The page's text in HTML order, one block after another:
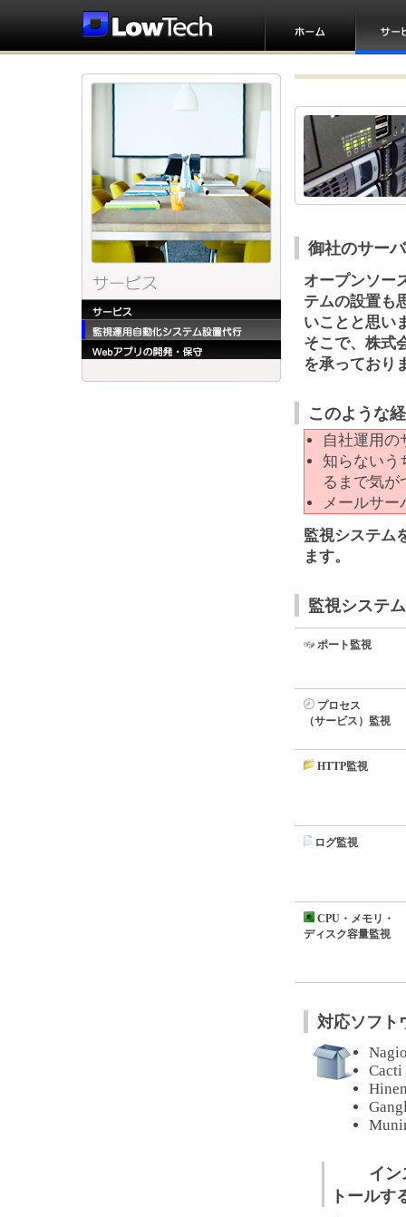
御社のサー
オープンソー
テムの設置も
いことと思い
そこで、株式
を承っており
このような
自社運用の
知らないう
るまで気が
メールサー
監視システム
ます。
監視システ
ポート監視
プロセス
（サービス）監視
HTTP監視
ログ監視
CPU・メモリ・
ディスク容量監視
対応ソフト
Cacti
イン
トールす